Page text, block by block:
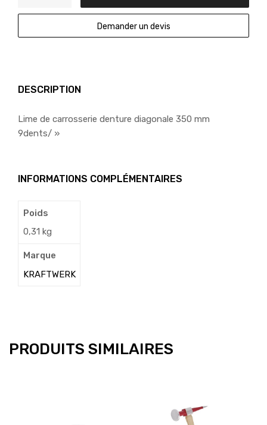
Demander un devis
DESCRIPTION
Lime de carrosserie denture diagonale 350 mm
9dents/ »
INFORMATIONS COMPLÉMENTAIRES
Poids
0,31 kg
Marque
KRAFTWERK
PRODUITS SIMILAIRES